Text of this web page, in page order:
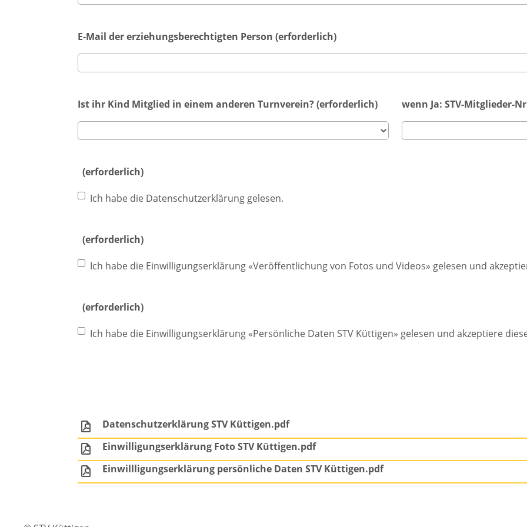
E-Mail der erziehungsberechtigten Person (erforderlich)
Ist ihr Kind Mitglied in einem anderen Turnverein? (erforderlich) wenn Ja: STV-Mitglieder-
(erforderlich)
Ich habe die Datenschutzerklärung gelesen.
(erforderlich)
Ich habe die Einwilligungserklärung «Veröffentlichung von Fotos und Videos» gelesen und
(erforderlich)
Ich habe die Einwilligungserklärung «Persönliche Daten STV Küttigen» gelesen und akzeptiere
Datenschutzerklärung STV Küttigen.pdf
Einwilligungserklärung Foto STV Küttigen.pdf
Einwillligungserklärung persönliche Daten STV Küttigen.pdf